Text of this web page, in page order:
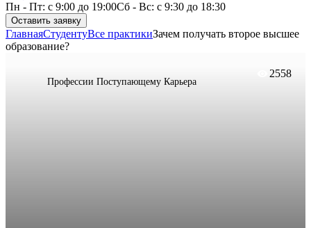
Пн - Пт: с 9:00 до 19:00Сб - Вс: с 9:30 до 18:30
Оставить заявку
ГлавнаяСтудентуВсе практикиЗачем получать второе высшее
образование?
Профессии Поступающему Карьера
2558